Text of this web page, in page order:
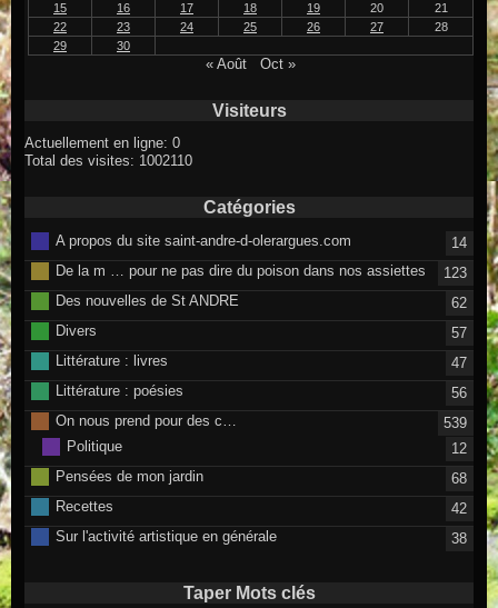
15
16 17 18 19 20
21
22
23 24 25 26 27
28
29
30
« Août Oct »
Visiteurs
Actuellement en ligne: 0
Total des visites: 1002110
Catégories
A propos du site saint-andre-d-olerargues.com
14
De la m … pour ne pas dire du poison dans nos assiettes
123
Des nouvelles de St ANDRE
62
Divers
57
Littérature : livres
47
Littérature : poésies
56
On nous prend pour des c…
539
Politique
12
Pensées de mon jardin
68
Recettes
42
Sur l'activité artistique en générale
38
Taper Mots clés